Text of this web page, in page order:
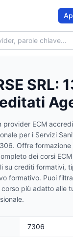
SRL:
provider ECM
per i Servizi
. Offre
dei corsi
su crediti formativi,
formativo. Puoi
più adatto alle
7306